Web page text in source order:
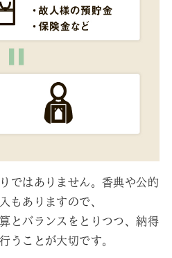
ではありません。香典や公的
もありますので、
とバランスをとりつつ、納得
うことが大切です。